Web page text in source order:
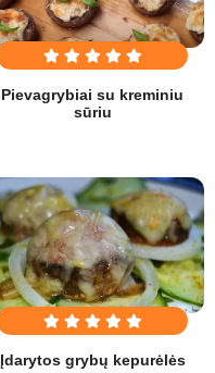
Pievagrybiai su kreminiu
sūriu
Įdarytos grybų kepurėlės